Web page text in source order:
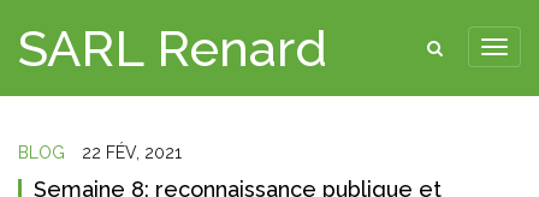
SARL Renard
BLOG 22 FÉV, 2021
Semaine 8: reconnaissance publique et